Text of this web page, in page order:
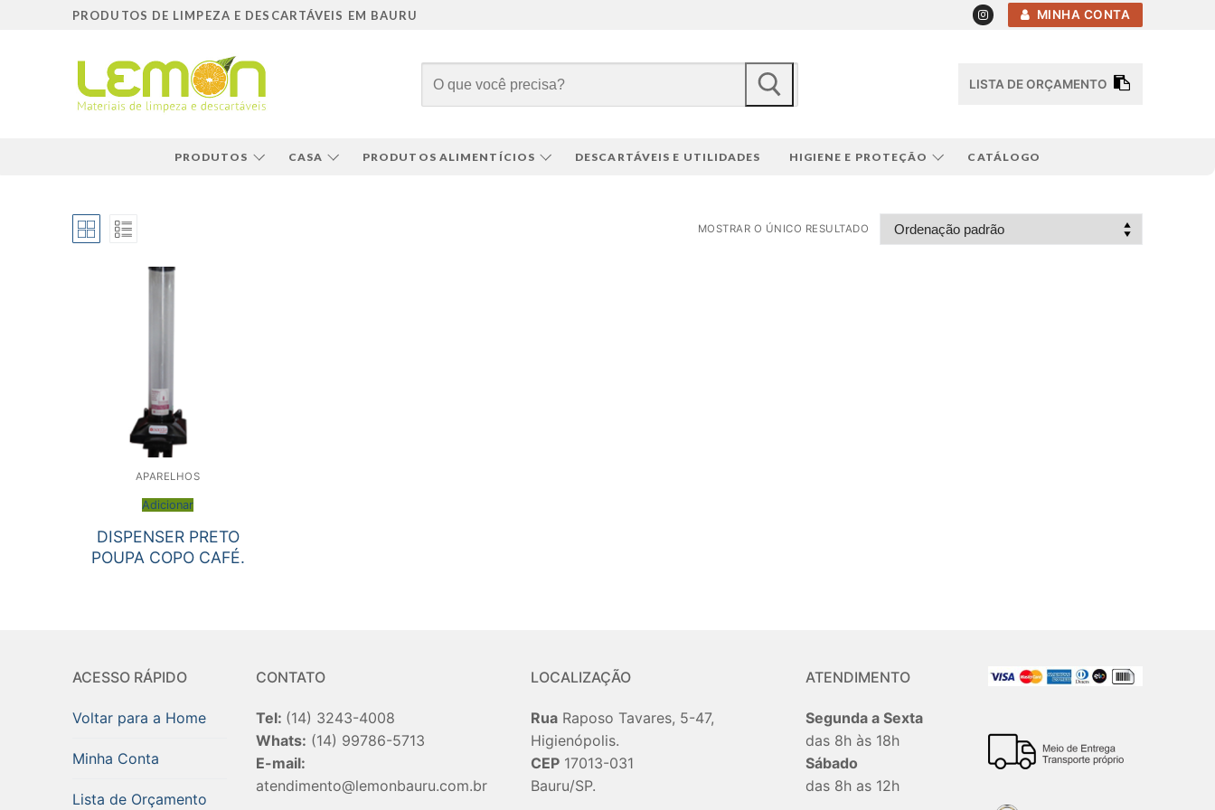
PRODUTOS DE LIMPEZA E DESCARTÁVEIS EM BAURU MINHA CONTA
por:
LISTA DE ORÇAMENTO
PRODUTOS CASA PRODUTOS ALIMENTÍCIOS DESCARTÁVEIS E UTILIDADES HIGIENE E PROTEÇÃO CATÁLOGO
MOSTRAR O ÚNICO RESULTADO
APARELHOS
Adicionar
DISPENSER PRETO
POUPA COPO CAFÉ.
ACESSO RÁPIDO
Voltar para a Home
Minha Conta
Lista de Orçamento
CONTATO
Tel: (14) 3243-4008
Whats: (14) 99786-5713
E-mail:
atendimento@lemonbauru.com.br
LOCALIZAÇÃO
RuaRaposo Tavares, 5-47,
Higienópolis.
CEP17013-031
Bauru/SP.
ATENDIMENTO
Segunda a Sexta
das 8h às 18h
Sábado
das 8h as 12h